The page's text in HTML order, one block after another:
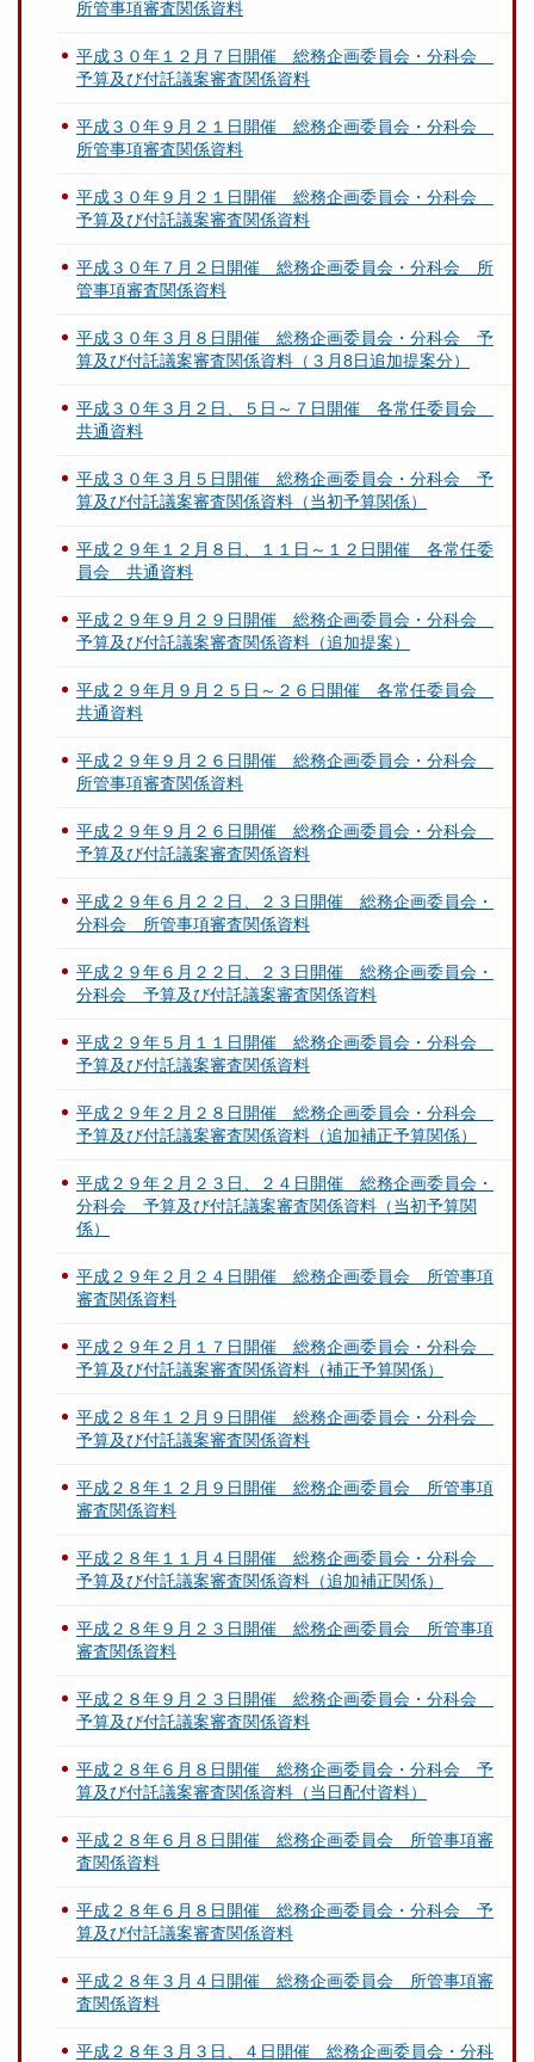
所管事項審査関係資料
平成３０年１２月７日開催 総務企画委員会・分科会
予算及び付託議案審査関係資料
平成３０年９月２１日開催 総務企画委員会・分科会
所管事項審査関係資料
平成３０年９月２１日開催 総務企画委員会・分科会
予算及び付託議案審査関係資料
平成３０年７月２日開催 総務企画委員会・分科会 所
管事項審査関係資料
平成３０年３月８日開催 総務企画委員会・分科会 予
算及び付託議案審査関係資料（３月8日追加提案分）
平成３０年３月２日、５日～７日開催 各常任委員会
共通資料
平成３０年３月５日開催 総務企画委員会・分科会 予
算及び付託議案審査関係資料（当初予算関係）
平成２９年１２月８日、１１日～１２日開催 各常任委
員会 共通資料
平成２９年９月２９日開催 総務企画委員会・分科会
予算及び付託議案審査関係資料（追加提案）
平成２９年月９月２５日～２６日開催 各常任委員会
共通資料
平成２９年９月２６日開催 総務企画委員会・分科会
所管事項審査関係資料
平成２９年９月２６日開催 総務企画委員会・分科会
予算及び付託議案審査関係資料
平成２９年６月２２日、２３日開催 総務企画委員会・
分科会 所管事項審査関係資料
平成２９年６月２２日、２３日開催 総務企画委員会・
分科会 予算及び付託議案審査関係資料
平成２９年５月１１日開催 総務企画委員会・分科会
予算及び付託議案審査関係資料
平成２９年２月２８日開催 総務企画委員会・分科会
予算及び付託議案審査関係資料（追加補正予算関係）
平成２９年２月２３日、２４日開催 総務企画委員会・
分科会 予算及び付託議案審査関係資料（当初予算関
係）
平成２９年２月２４日開催 総務企画委員会 所管事項
審査関係資料
平成２９年２月１７日開催 総務企画委員会・分科会
予算及び付託議案審査関係資料（補正予算関係）
平成２８年１２月９日開催 総務企画委員会・分科会
予算及び付託議案審査関係資料
平成２８年１２月９日開催 総務企画委員会 所管事項
審査関係資料
平成２８年１１月４日開催 総務企画委員会・分科会
予算及び付託議案審査関係資料（追加補正関係）
平成２８年９月２３日開催 総務企画委員会 所管事項
審査関係資料
平成２８年９月２３日開催 総務企画委員会・分科会
予算及び付託議案審査関係資料
平成２８年６月８日開催 総務企画委員会・分科会 予
算及び付託議案審査関係資料（当日配付資料）
平成２８年６月８日開催 総務企画委員会 所管事項審
査関係資料
平成２８年６月８日開催 総務企画委員会・分科会 予
算及び付託議案審査関係資料
平成２８年３月４日開催 総務企画委員会 所管事項審
査関係資料
平成２８年３月３日、４日開催 総務企画委員会・分科